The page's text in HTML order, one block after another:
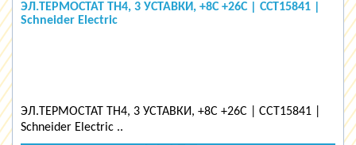
ЭЛ.ТЕРМОСТАТ TH4, 3 УСТАВКИ, +8C +26C | CCT15841 |
Schneider Electric
ЭЛ.ТЕРМОСТАТ TH4, 3 УСТАВКИ, +8C +26C | CCT15841 |
Schneider Electric ..